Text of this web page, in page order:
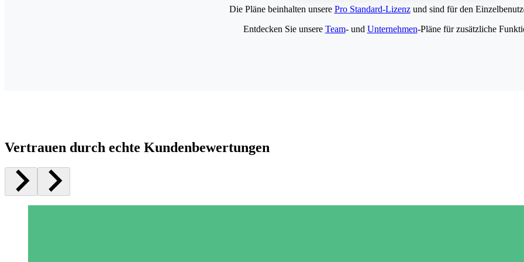
Die Pläne beinhalten unsere Pro Standard-Lizenzund sind für den
Entdecken Sie unsere Team- und Unternehmen-Pläne für zusätzliche
Vertrauen durch echte Kundenbewertungen